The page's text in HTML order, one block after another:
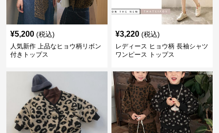
¥5,200 (税込)
人気新作 上品なヒョウ柄リボン
付きトップス
¥3,220 (税込)
レディース ヒョウ柄 長袖シャツ
ワンピース トップス